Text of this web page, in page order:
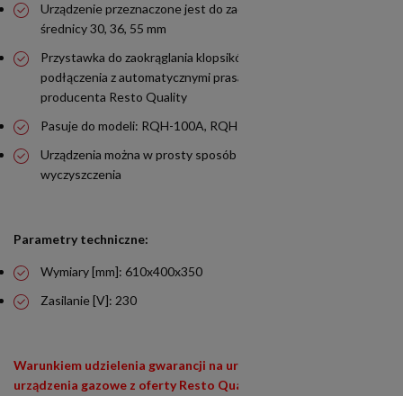
Urządzenie przeznaczone jest do zaokrąglania klopsików o
średnicy 30, 36, 55 mm
Przystawka do zaokrąglania klopsików jest dedykowana do
podłączenia z automatycznymi prasami do burgerów
producenta Resto Quality
Pasuje do modeli: RQH-100A, RQH-100A KIT, RQH-114
Urządzenia można w prosty sposób zdemontować w celu
wyczyszczenia
Parametry techniczne:
Wymiary [mm]: 610x400x350
Zasilanie [V]: 230
Warunkiem udzielenia gwarancji na urządzenia siłowe (400V) i
urządzenia gazowe z oferty Resto Quality jest wypełniona i